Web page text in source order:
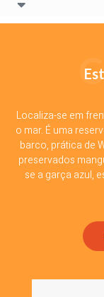
Localiza-se em
o mar. É uma
barco, prática de
preservados
se a garça azul,